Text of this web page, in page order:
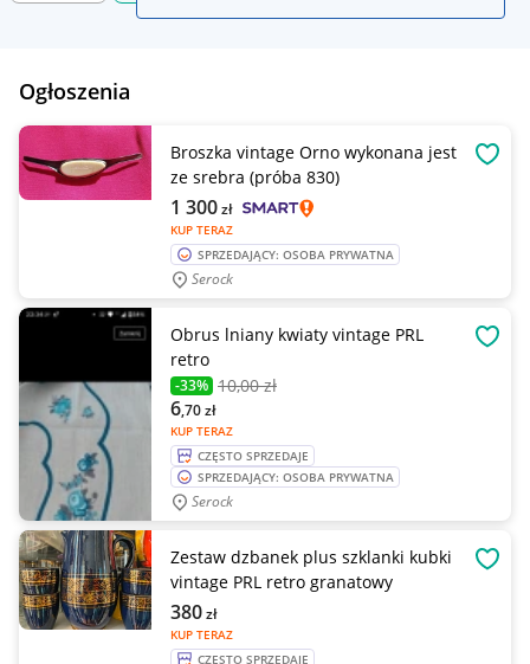
Ogłoszenia
Broszka vintage Orno wykonana jest
ze srebra (próba 830)
KUP TERAZ
1 300zł
SPRZEDAJĄCY: OSOBA PRYWATNA
Serock
Obrus lniany kwiaty vintage PRL
retro
-33% 10,00 zł
KUP TERAZ
6,70zł
CZĘSTO SPRZEDAJE
SPRZEDAJĄCY: OSOBA PRYWATNA
Serock
Zestaw dzbanek plus szklanki kubki
vintage PRL retro granatowy
KUP TERAZ
380zł
CZĘSTO SPRZEDAJE